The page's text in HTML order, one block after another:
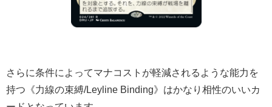
さらに条件によってマナコストが軽減されるような能力を
持つ《力線の束縛/Leyline Binding》はかなり相性のいいカ